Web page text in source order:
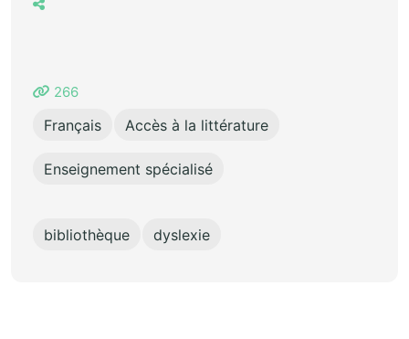
266
Français Accès à la littérature
Enseignement spécialisé
bibliothèque dyslexie